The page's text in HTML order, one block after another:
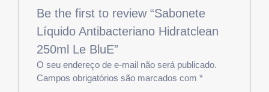
Be the first to review “Sabonete
Líquido Antibacteriano Hidratclean
250ml Le BluE”
O seu endereço de e-mail não será publicado.
Campos obrigatórios são marcados com *